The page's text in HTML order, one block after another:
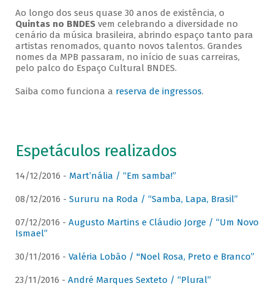
Ao longo dos seus quase 30 anos de existência, o
Quintas no BNDESvem celebrando a diversidade no
cenário da música brasileira, abrindo espaço tanto para
artistas renomados, quanto novos talentos. Grandes
nomes da MPB passaram, no início de suas carreiras,
pelo palco do Espaço Cultural BNDES.
Saiba como funciona a reserva de ingressos.
Espetáculos realizados
14/12/2016 - Mart’nália / “Em samba!”
08/12/2016 - Sururu na Roda / “Samba, Lapa, Brasil”
07/12/2016 - Augusto Martins e Cláudio Jorge / “Um Novo
Ismael”
30/11/2016 - Valéria Lobão / "Noel Rosa, Preto e Branco”
23/11/2016 - André Marques Sexteto / “Plural”